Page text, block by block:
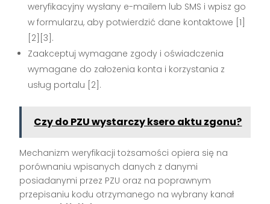
weryfikacyjny wysłany e-mailem lub SMS i wpisz go
w formularzu, aby potwierdzić dane kontaktowe [1]
[2][3].
Zaakceptuj wymagane zgody i oświadczenia
wymagane do założenia konta i korzystania z
usług portalu [2].
Czy do PZU wystarczy ksero aktu zgonu?
Mechanizm weryfikacji tożsamości opiera się na
porównaniu wpisanych danych z danymi
posiadanymi przez PZU oraz na poprawnym
przepisaniu kodu otrzymanego na wybrany kanał